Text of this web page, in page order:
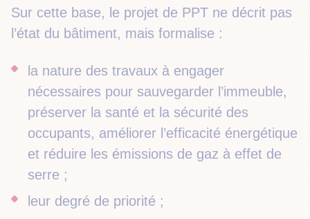
Sur cette base, le projet de PPT ne décrit pas
l’état du bâtiment, mais formalise :
la nature des travaux à engager
nécessaires pour sauvegarder l’immeuble,
préserver la santé et la sécurité des
occupants, améliorer l’efficacité énergétique
et réduire les émissions de gaz à effet de
serre ;
leur degré de priorité ;